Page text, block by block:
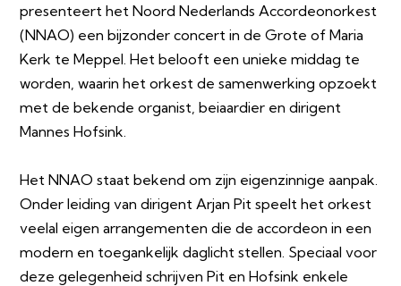
presenteert het Noord Nederlands Accordeonorkest
(NNAO) een bijzonder concert in de Grote of Maria
Kerk te Meppel. Het belooft een unieke middag te
worden, waarin het orkest de samenwerking opzoekt
met de bekende organist, beiaardier en dirigent
Mannes Hofsink.
Het NNAO staat bekend om zijn eigenzinnige aanpak.
Onder leiding van dirigent Arjan Pit speelt het orkest
veelal eigen arrangementen die de accordeon in een
modern en toegankelijk daglicht stellen. Speciaal voor
deze gelegenheid schrijven Pit en Hofsink enkele